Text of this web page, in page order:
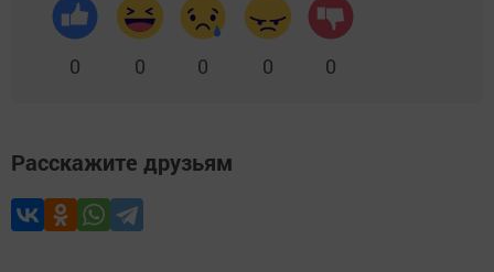
0 0 0 0 0
Расскажите друзьям